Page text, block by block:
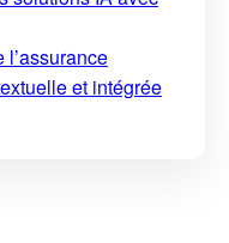
et intégrée